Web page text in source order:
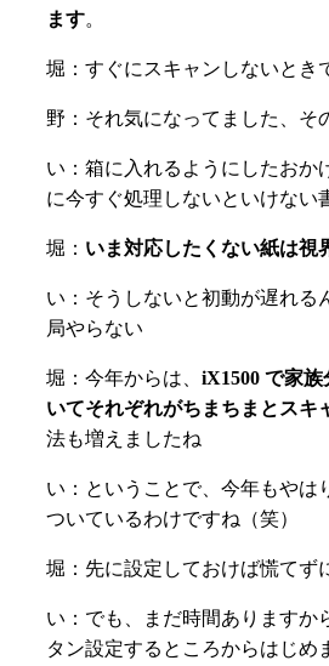
ます。
堀：すぐにスキャンしないとき
野：それ気になってました、そ
い：箱に入れるようにしたおか
に今すぐ処理しないといけない
堀： いま対応したくない紙は視
い：そうしないと初動が遅れる
局やらない
堀：今年からは、 iX1500 で家
いてそれぞれがちまちまとスキ
法も増えましたね
い：ということで、今年もやは
ついているわけですね（笑）
堀：先に設定しておけば慌てず
い：でも、まだ時間ありますか
タン設定するところからはじめ